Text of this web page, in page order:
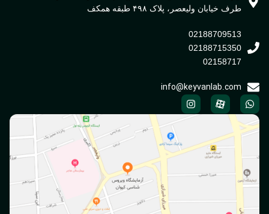
طرف خیابان ولیعصر، پلاک ۴۹۸ طبقه همکف
02188709513
02188715350
02158717
info@keyvanlab.com